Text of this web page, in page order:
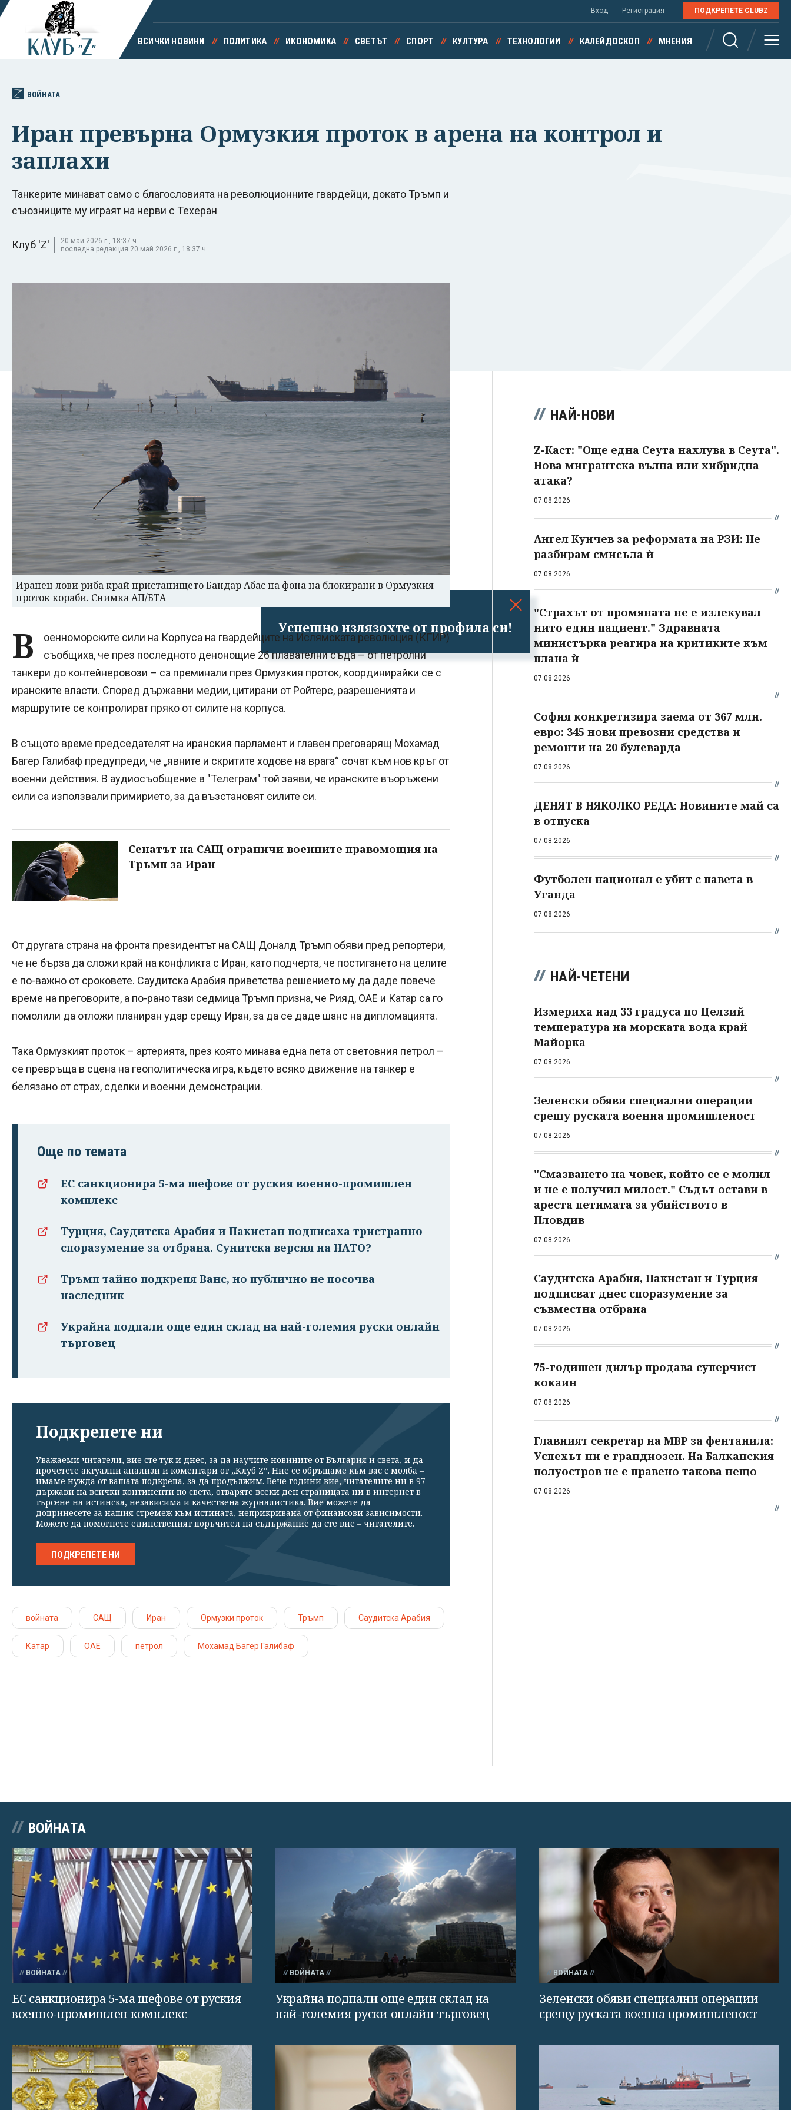
Успешно излязохте от профила си!
Вход Регистрация ПОДКРЕПЕТЕ CLUBZ
ВСИЧКИ НОВИНИ ПОЛИТИКА ИКОНОМИКА СВЕТЪТ СПОРТ КУЛТУРА ТЕХНОЛОГИИ КАЛЕЙДОСКОП МНЕНИЯ
ВОЙНАТА
Иран превърна Ормузкия проток в арена на контрол и
заплахи
Танкерите минават само с благословията на революционните гвардейци, докато Тръмп и
съюзниците му играят на нерви с Техеран
Клуб 'Z'
20 май 2026 г., 18:37 ч.
последна редакция 20 май 2026 г., 18:37 ч.
Иранец лови риба край пристанището Бандар Абас на фона на блокирани в Ормузкия
проток кораби. Снимка АП/БТА
В
оенноморските сили на Корпуса на гвардейците на Ислямската революция (КГИР)
съобщиха, че през последното денонощие 26 плавателни съда – от петролни
танкери до контейнеровози – са преминали през Ормузкия проток, координирайки се с
иранските власти. Според държавни медии, цитирани от Ройтерс, разрешенията и
маршрутите се контролират пряко от силите на корпуса.
В същото време председателят на иранския парламент и главен преговарящ Мохамад
Багер Галибаф предупреди, че „явните и скритите ходове на врага“ сочат към нов кръг от
военни действия. В аудиосъобщение в "Телеграм" той заяви, че иранските въоръжени
сили са използвали примирието, за да възстановят силите си.
Сенатът на САЩ ограничи военните правомощия на
Тръмп за Иран
От другата страна на фронта президентът на САЩ Доналд Тръмп обяви пред репортери,
че не бърза да сложи край на конфликта с Иран, като подчерта, че постигането на целите
е по-важно от сроковете. Саудитска Арабия приветства решението му да даде повече
време на преговорите, а по-рано тази седмица Тръмп призна, че Рияд, ОАЕ и Катар са го
помолили да отложи планиран удар срещу Иран, за да се даде шанс на дипломацията.
Така Ормузкият проток – артерията, през която минава една пета от световния петрол –
се превръща в сцена на геополитическа игра, където всяко движение на танкер е
белязано от страх, сделки и военни демонстрации.
Още по темата
ЕС санкционира 5-ма шефове от руския военно-промишлен
комплекс
Турция, Саудитска Арабия и Пакистан подписаха тристранно
споразумение за отбрана. Сунитска версия на НАТО?
Тръмп тайно подкрепя Ванс, но публично не посочва
наследник
Украйна подпали още един склад на най-големия руски онлайн
търговец
Подкрепете ни
Уважаеми читатели, вие сте тук и днес, за да научите новините от България и света, и да
прочетете актуални анализи и коментари от „Клуб Z“. Ние се обръщаме към вас с молба –
имаме нужда от вашата подкрепа, за да продължим. Вече години вие, читателите ни в 97
държави на всички континенти по света, отваряте всеки ден страницата ни в интернет в
търсене на истинска, независима и качествена журналистика. Вие можете да
допринесете за нашия стремеж към истината, неприкривана от финансови зависимости.
Можете да помогнете единственият поръчител на съдържание да сте вие – читателите.
ПОДКРЕПЕТЕ НИ
войната САЩ Иран Ормузки проток Тръмп Саудитска Арабия
Катар ОАЕ петрол Мохамад Багер Галибаф
НАЙ-НОВИ
Z-Каст: "Още една Сеута нахлува в Сеута".
Нова мигрантска вълна или хибридна
атака?
07.08.2026
Ангел Кунчев за реформата на РЗИ: Не
разбирам смисъла ѝ
07.08.2026
"Страхът от промяната не е излекувал
нито един пациент." Здравната
министърка реагира на критиките към
плана ѝ
07.08.2026
София конкретизира заема от 367 млн.
евро: 345 нови превозни средства и
ремонти на 20 булеварда
07.08.2026
ДЕНЯТ В НЯКОЛКО РЕДА: Новините май са
в отпуска
07.08.2026
Футболен национал е убит с павета в
Уганда
07.08.2026
НАЙ-ЧЕТЕНИ
Измериха над 33 градуса по Целзий
температура на морската вода край
Майорка
07.08.2026
Зеленски обяви специални операции
срещу руската военна промишленост
07.08.2026
"Смазването на човек, който се е молил
и не е получил милост." Съдът остави в
ареста петимата за убийството в
Пловдив
07.08.2026
Саудитска Арабия, Пакистан и Турция
подписват днес споразумение за
съвместна отбрана
07.08.2026
75-годишен дилър продава суперчист
кокаин
07.08.2026
Главният секретар на МВР за фентанила:
Успехът ни е грандиозен. На Балканския
полуостров не е правено такова нещо
07.08.2026
ВОЙНАТА
ВОЙНАТА
ЕС санкционира 5-ма шефове от руския
военно-промишлен комплекс
ВОЙНАТА
Украйна подпали още един склад на
най-големия руски онлайн търговец
ВОЙНАТА
Зеленски обяви специални операции
срещу руската военна промишленост